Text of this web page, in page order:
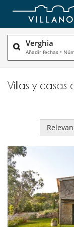
Verghia
Añadir fechas •
Villas y casas